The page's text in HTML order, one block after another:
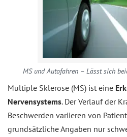
MS und Autofahren – Lässt sich
Multiple Sklerose (MS) ist eine
Nervensystems. Der Verlauf der
Beschwerden variieren von
grundsätzliche Angaben nur